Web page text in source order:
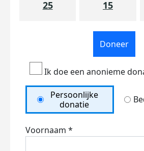
25 15
Doneer
Ik doe een anonieme
Persoonlijke
donatie
Voornaam *